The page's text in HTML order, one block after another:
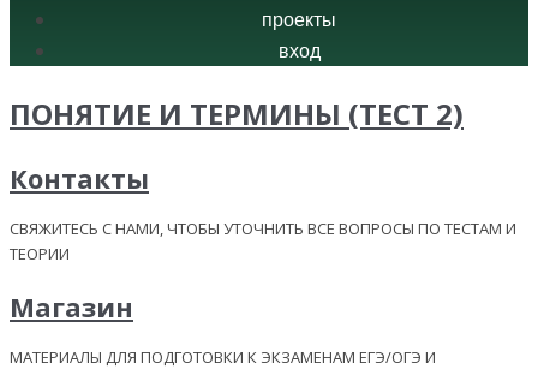
проекты
вход
ПОНЯТИЕ И ТЕРМИНЫ (ТЕСТ 2)
Контакты
СВЯЖИТЕСЬ С НАМИ, ЧТОБЫ УТОЧНИТЬ ВСЕ ВОПРОСЫ ПО ТЕСТАМ И
ТЕОРИИ
Магазин
МАТЕРИАЛЫ ДЛЯ ПОДГОТОВКИ К ЭКЗАМЕНАМ ЕГЭ/ОГЭ И